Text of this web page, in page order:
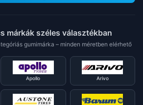
márkák széles választékban
gumimárka – minden méretben elérhető
Apollo Arivo